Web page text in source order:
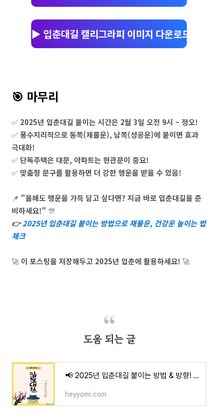
▶️ 입춘대길 캘리그라피 이미지 다운로드
🎯 마무리
✅ 2025년 입춘대길 붙이는 시간은 2월 3일 오전 9시 ~ 정오!
✅풍수지리적으로 동쪽(재물운), 남쪽(성공운)에 붙이면 효과
극대화!
✅ 단독주택은 대문, 아파트는 현관문이 중요!
✅ 맞춤형 문구를 활용하면 더 강한 행운을 받을 수 있음!
📌 "올해도 행운을 가득 담고 싶다면? 지금 바로 입춘대길을 준
비하세요!" 🎊
👉2025년 입춘대길 붙이는 방법으로 재물운, 건강운 높이는 법
체크
🚀 이 포스팅을 저장해두고 2025년 입춘에 활용하세요! 🚀
도움 되는 글
📢 2025년 입춘대길 붙이는 방법 & 방향! 행운을 부르는 풍수 인테리어 꿀팁
heyyomi.com